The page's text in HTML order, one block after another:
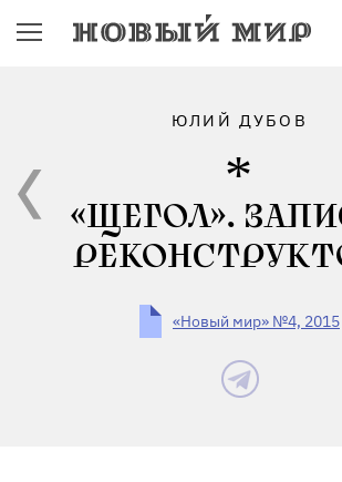
ЮЛИЙ ДУБОВ
«ЩЕГОЛ».
«Новый мир» №4, 2015